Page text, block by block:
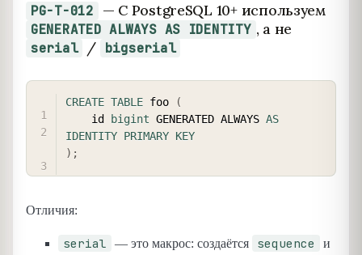
PG-T-012 — С PostgreSQL 10+ используем
GENERATED ALWAYS AS IDENTITY , а не
serial / bigserial
CREATE TABLE foo
(
    id
bigint GENERATED ALWAYS AS
IDENTITY PRIMARY KEY
) ;
Отличия:
serial — это макрос: создаётся sequence
и